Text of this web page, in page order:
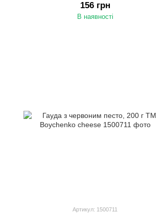
156 грн
В наявності
Артикул: 1500711